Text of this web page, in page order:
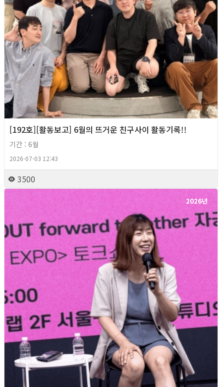
[192호][활동보고] 6월의 뜨거운 친구사이 활동기록!!
기간 : 6월
2026-07-03 12:43
3500
2026년